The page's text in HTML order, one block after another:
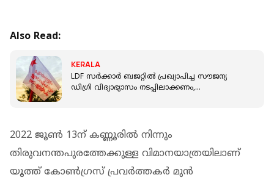
Also Read:
KERALA
LDF സർക്കാർ ബജറ്റിൽ പ്രഖ്യാപിച്ച സൗജന്യ
ഡിഗ്രി വിദ്യാഭ്യാസം നടപ്പിലാക്കണം,
2022 ജൂണ്‍ 13ന് കണ്ണൂരില്‍ നിന്നും
തിരുവനന്തപുരത്തേക്കുള്ള വിമാനയാത്രയിലാണ്
യൂത്ത് കോണ്‍ഗ്രസ് പ്രവര്‍ത്തകര്‍ മുന്‍